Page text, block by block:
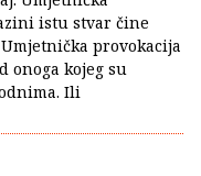
istu stvar čine
provokacija
onoga kojeg su
Ili